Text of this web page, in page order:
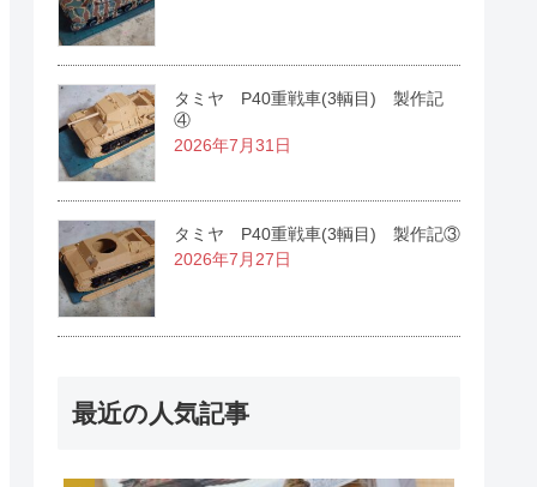
タミヤ P40重戦車(3輌目) 製作記
④
2026年7月31日
タミヤ P40重戦車(3輌目) 製作記③
2026年7月27日
最近の人気記事